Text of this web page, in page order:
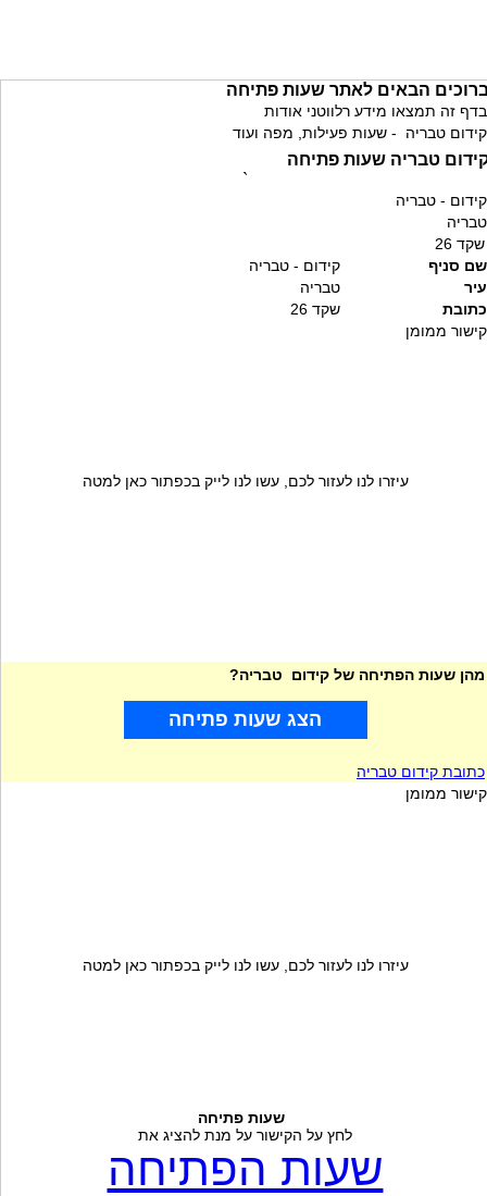
הבאים לאתר שעות פתיחה
בדף זה תמצאו מידע רלווטני אודות
קידום טבריה - שעות פעילות, מפה ועוד
טבריה שעות פתיחה
`
קידום - טבריה
טבריה
שקד 26
שם סניף
קידום - טבריה
עיר
טבריה
כתובת
שקד 26
קישור ממומן
עיזרו לנו לעזור לכם, עשו לנו לייק בכפתור כאן למטה
מהן שעות הפתיחה של קידום טבריה?
הצג שעות פתיחה
כתובת קידום טבריה
קישור ממומן
עיזרו לנו לעזור לכם, עשו לנו לייק בכפתור כאן למטה
שעות פתיחה
לחץ על הקישור על מנת להציג את
שעות הפתיחה